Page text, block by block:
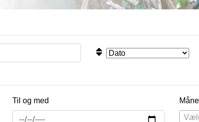
Til og med